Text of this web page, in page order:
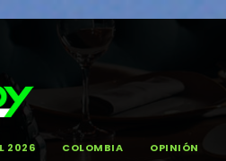
2026 COLOMBIA OPINIÓN